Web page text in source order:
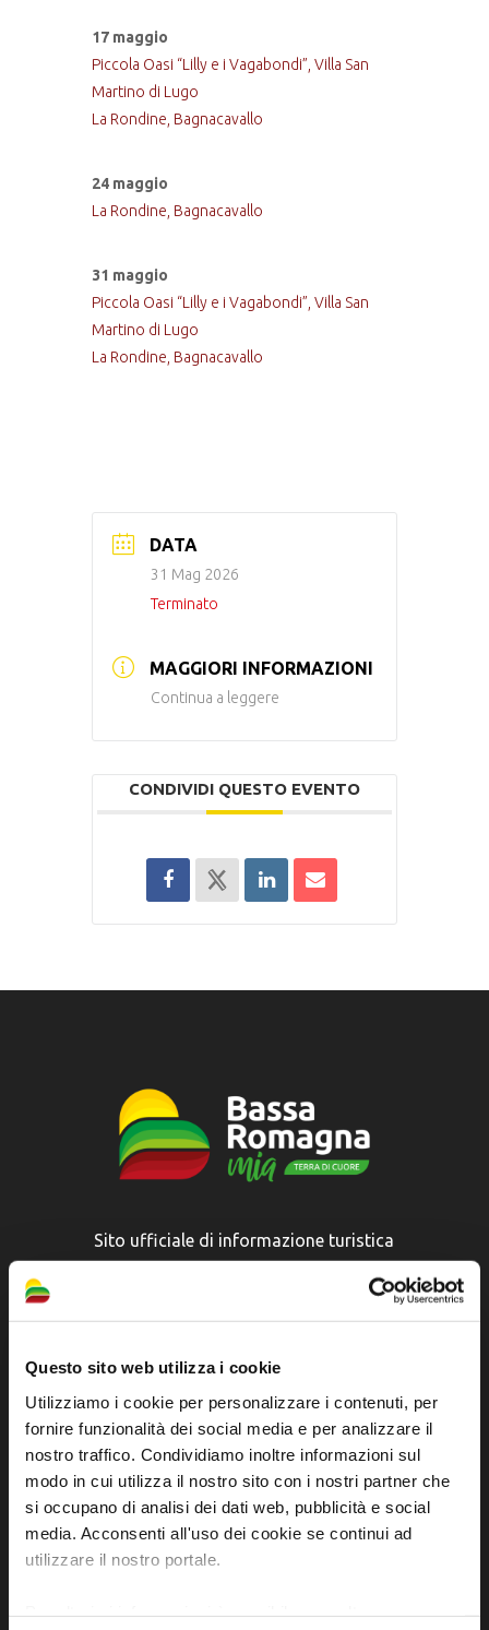
Questo sito web utilizza i cookie
Utilizziamo i cookie per personalizzare i contenuti, per
fornire funzionalità dei social media e per analizzare il
nostro traffico. Condividiamo inoltre informazioni sul
modo in cui utilizza il nostro sito con i nostri partner che
si occupano di analisi dei dati web, pubblicità e social
media. Acconsenti all'uso dei cookie se continui ad
utilizzare il nostro portale.
17 maggio
Piccola Oasi “Lilly e i Vagabondi”, Villa San
Martino di Lugo
La Rondine, Bagnacavallo
24 maggio
La Rondine, Bagnacavallo
31 maggio
Piccola Oasi “Lilly e i Vagabondi”, Villa San
Martino di Lugo
La Rondine, Bagnacavallo
DATA
31 Mag 2026
Terminato
MAGGIORI INFORMAZIONI
Continua a leggere
CONDIVIDI QUESTO EVENTO
Sito ufficiale di informazione turistica
Piazza della Libertà, 13
Tel. +39 0545 280898
turismo@unione.labassaromagna.it
P.IVA e Cod. Fiscale 02291370399
P.E.C. pg.unione.labassaromagna.it@legalmail.it